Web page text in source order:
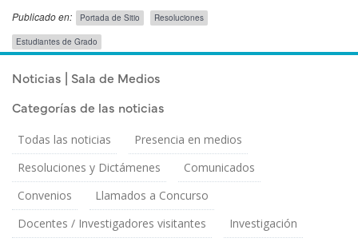
Noticias | Sala de Medios
Categorías de las noticias
Todas las noticias
Presencia en medios
Resoluciones y Dictámenes
Comunicados
Convenios
Llamados a Concurso
Docentes / Investigadores visitantes
Investigación
Publicado en: Portada de Sitio Resoluciones
Público
Objetivo
Estudiantes de Grado
Publicado el Martes 30 Septiembre, 2025